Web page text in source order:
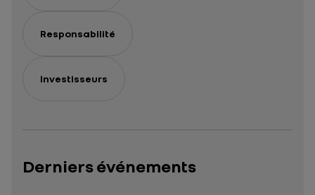
Responsabilité
Investisseurs
Derniers événements